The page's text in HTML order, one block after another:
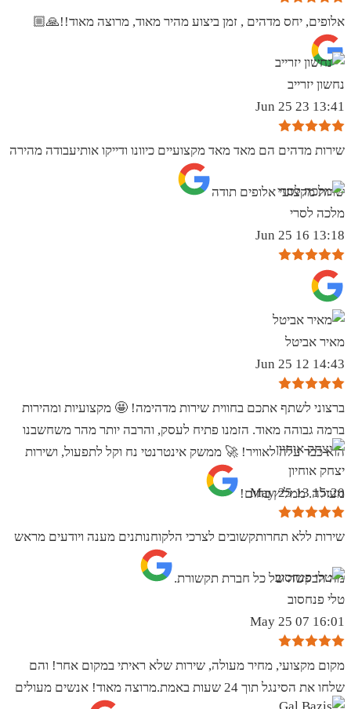
אלופים, יחס מדהים , זמן ביצוע מהיר מאוד, מרוצה מאוד!!🙏🏼
נחשון יזרייב
13:41 23 Jun 25
שירות מדהים הם מאד מאד מקצועיים כיוונו ודייקו אותיעבודה מהירה
שרות מקצועי אלופים תודה
מלכה לסרי
13:18 16 Jun 25
מאיר אביטל
14:43 12 Jun 25
ברצוני לשתף אתכם בחווית שירות מדהימה! 🤩 מקצועיות ומהירות
ברמה גבוהה מאוד. הזמנו פתיח לעסק, והרבה יותר מהר משחשבנו
הוא כבר עלה לאוויר! 🚀 ממשק אינטרנטי נח וקל לתפעול, ושירות
מעולה. ממליץ בחום!
יצחק אוחיון
15:20 13 May 25
שירות ללא תחרותקשובים לצרכי הלקוחנותנים מענה ויודעים מראש
מה הבקשה של כל חברת תקשורת.
טלי פנחסוב
16:01 07 May 25
מקום מקצועי, מחיר מעולה, שירות שלא ראיתי במקום אחר! והם
שלחו את הסינגל תוך 24 שעות באמת.מרוצה מאוד! אנשים מעולים